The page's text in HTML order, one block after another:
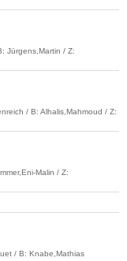
Jürgens,Martin / Z:
/ B: Alhalis,Mahmoud / Z:
Malin / Z:
/ B: Knabe,Mathias